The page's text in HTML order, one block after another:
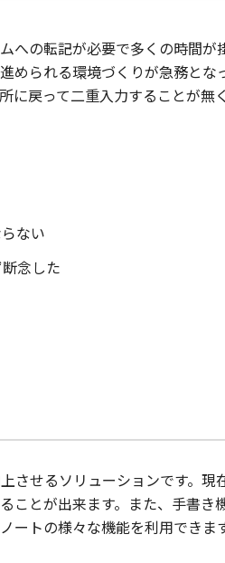
への転記が必要で多くの時間が
られる環境づくりが急務とな
に戻って二重入力することが無
ない
念した
させるソリューションです。現
ことが出来ます。また、手書き
ートの様々な機能を利用できま